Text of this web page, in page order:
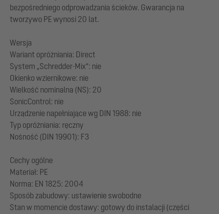
bezpośredniego odprowadzania ścieków. Gwarancja na
tworzywo PE wynosi 20 lat.
Wersja
Wariant opróżniania: Direct
System „Schredder-Mix“: nie
Okienko wziernikowe: nie
Wielkość nominalna (NS): 20
SonicControl: nie
Urządzenie napełniające wg DIN 1988: nie
Typ opróżniania: ręczny
Nośność (DIN 19901): F3
Cechy ogólne
Materiał: PE
Norma: EN 1825: 2004
Sposób zabudowy: ustawienie swobodne
Stan w momencie dostawy: gotowy do instalacji (części